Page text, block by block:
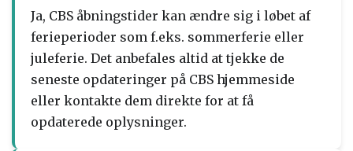
Ja, CBS åbningstider kan ændre sig i løbet af
ferieperioder som f.eks. sommerferie eller
juleferie. Det anbefales altid at tjekke de
seneste opdateringer på CBS hjemmeside
eller kontakte dem direkte for at få
opdaterede oplysninger.